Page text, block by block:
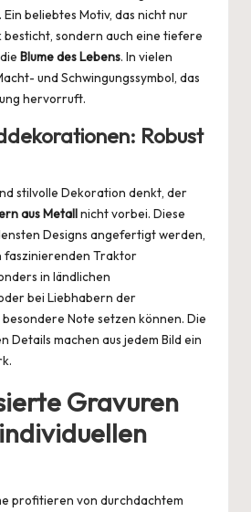
Ein beliebtes Motiv, das nicht nur
besticht, sondern auch eine tiefere
Blume des Lebens. In vielen
und Schwingungssymbol, das
hervorruft.
Robust
stilvolle Dekoration denkt, der
aus Metallnicht vorbei. Diese
Designs angefertigt werden,
faszinierenden Traktor
in ländlichen
bei Liebhabern der
Note setzen können. Die
Details machen aus jedem Bild ein
Gravuren
profitieren von durchdachtem